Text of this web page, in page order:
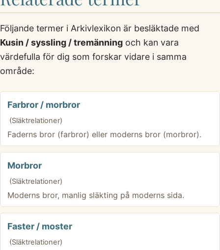
Följande termer i Arkivlexikon är besläktade med
Kusin / syssling / tremänning och kan vara
värdefulla för dig som forskar vidare i samma
område:
Farbror / morbror
(Släktrelationer)
Faderns bror (farbror) eller moderns bror (morbror).
Morbror
(Släktrelationer)
Moderns bror, manlig släkting på moderns sida.
Faster / moster
(Släktrelationer)